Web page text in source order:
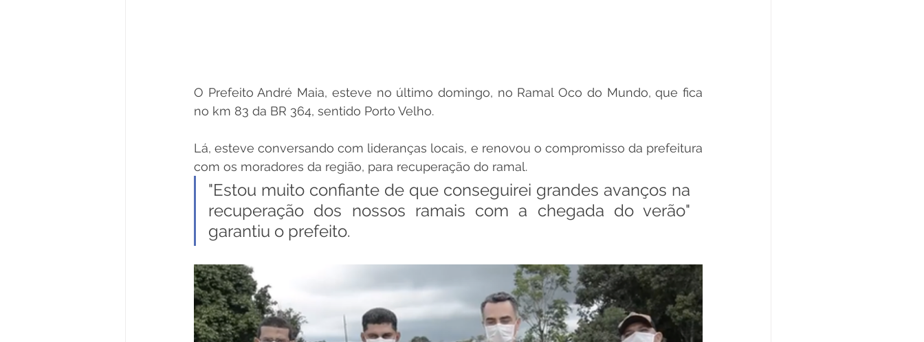
O Prefeito André Maia, esteve no último domingo, no Ramal Oco do Mundo, que fica
no km 83 da BR 364, sentido Porto Velho.
Lá, esteve conversando com lideranças locais, e renovou o compromisso da prefeitura
com os moradores da região, para recuperação do ramal.
"Estou muito confiante de que conseguirei grandes avanços na
recuperação dos nossos ramais com a chegada do verão"
garantiu o prefeito.